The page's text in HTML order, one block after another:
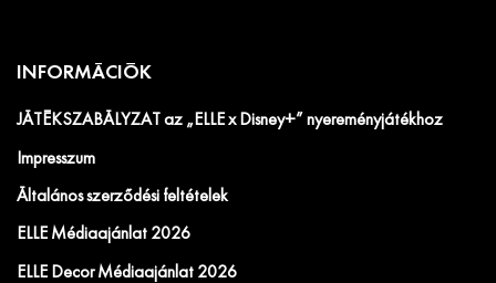
INFORMÁCIÓK
JÁTÉKSZABÁLYZAT az „ELLE x Disney+” nyereményjátékhoz
Impresszum
Általános szerződési feltételek
ELLE Médiaajánlat 2026
ELLE Decor Médiaajánlat 2026